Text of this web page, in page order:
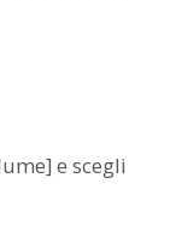
e scegli